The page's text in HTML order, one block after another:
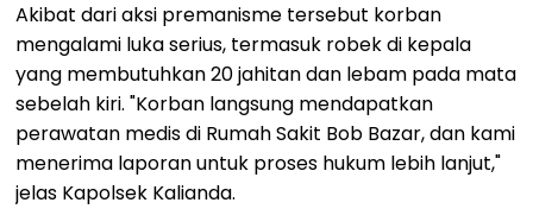
Akibat dari aksi premanisme tersebut korban
mengalami luka serius, termasuk robek di kepala
yang membutuhkan 20 jahitan dan lebam pada mata
sebelah kiri. "Korban langsung mendapatkan
perawatan medis di Rumah Sakit Bob Bazar, dan kami
menerima laporan untuk proses hukum lebih lanjut,"
jelas Kapolsek Kalianda.